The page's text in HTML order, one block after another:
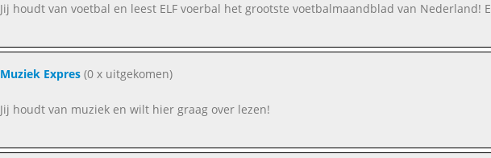
Jij houdt van voetbal en leest ELF voerbal het grootste voetbalmaandblad van Nederland!
Muziek Expres(0 x uitgekomen)
Jij houdt van muziek en wilt hier graag over lezen!